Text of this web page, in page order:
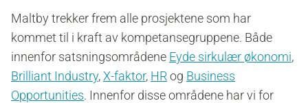
Maltby trekker frem alle prosjektene som har
kommet til i kraft av kompetansegruppene. Både
innenfor satsningsområdene Eyde sirkulær økonomi,
Brilliant Industry,X-faktor, HR og Business
Opportunities. Innenfor disse områdene har vi for